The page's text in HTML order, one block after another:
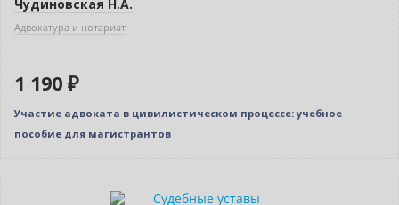
Чудиновская Н.А.
Адвокатура и нотариат
1 190 ₽
Участие адвоката в цивилистическом процессе: учебное
пособие для магистрантов